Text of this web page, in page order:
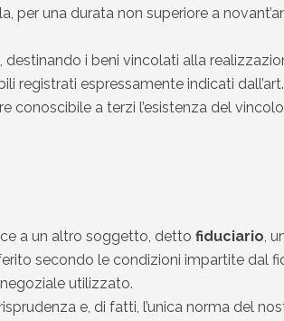
una durata non superiore a
, destinando i beni vincolati alla
espressamente indicati
a terzi l’esistenza del
a un altro soggetto, detto fiduciario,
secondo le condizioni impartite dal
utilizzato.
e, di fatti, l’unica norma del